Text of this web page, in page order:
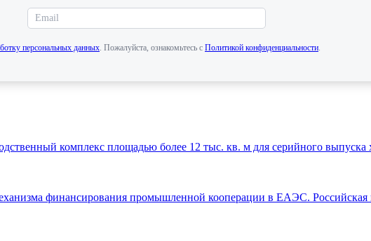
персональных данных. Пожалуйста, ознакомьтесь с Политикой конфиденциальности.
комплекс площадью более 12 тыс. кв. м для серийного выпуска
финансирования промышленной кооперации в ЕАЭС.